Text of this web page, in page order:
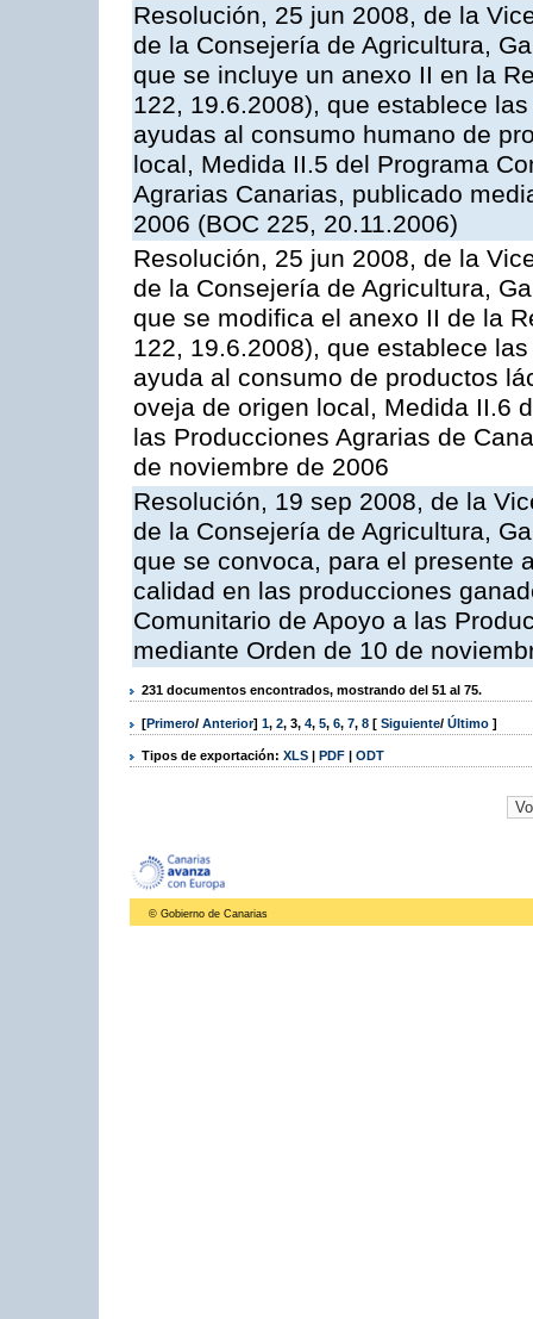
Resolución, 25 jun 2008, de la
de la Consejería de Agricultura,
que se incluye un anexo II en la
122, 19.6.2008), que establece
ayudas al consumo humano de
local, Medida II.5 del Programa
Agrarias Canarias, publicado
2006 (BOC 225, 20.11.2006)
Resolución, 25 jun 2008, de la
de la Consejería de Agricultura,
que se modifica el anexo II de la
122, 19.6.2008), que establece
ayuda al consumo de productos
oveja de origen local, Medida II.6
las Producciones Agrarias de
de noviembre de 2006
Resolución, 19 sep 2008, de la
de la Consejería de Agricultura,
que se convoca, para el presente
calidad en las producciones
Comunitario de Apoyo a las
mediante Orden de 10 de
231 documentos encontrados, mostrando del 51 al 75.
[Primero/ Anterior] 1, 2, 3, 4, 5, 6, 7, 8 [ Siguiente/ Último ]
Tipos de exportación: XLS | PDF | ODT
© Gobierno de Canarias